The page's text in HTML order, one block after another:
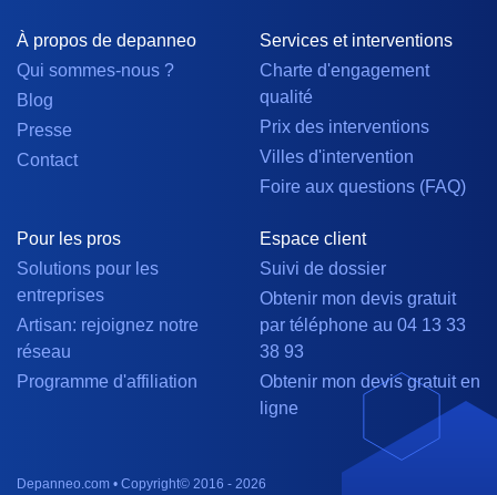
À propos de depanneo
Qui sommes-nous ?
Blog
Presse
Contact
Services et interventions
Charte d'engagement
qualité
Prix des interventions
Villes d'intervention
Foire aux questions (FAQ)
Pour les pros
Solutions pour les
entreprises
Artisan: rejoignez notre
réseau
Programme d'affiliation
Espace client
Suivi de dossier
Obtenir mon devis gratuit
par téléphone au 04 13 33
38 93
Obtenir mon devis gratuit en
ligne
Depanneo.com • Copyright© 2016 - 2026